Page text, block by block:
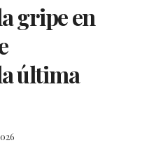
gripe en
última